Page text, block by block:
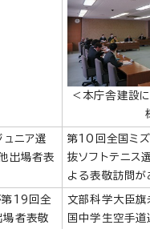
＜本庁舎建設
ニア選
出場者表
第10回全国ミ
抜ソフトテニス
よる表敬訪問が
第19回全
場者表敬
文部科学大臣
国中学生空手